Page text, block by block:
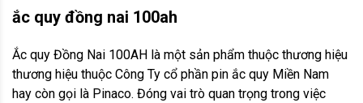
ắc quy đồng nai 100ah
Ắc quy Đồng Nai 100AH là một sản phẩm thuộc thương hiệu
thương hiệu thuộc Công Ty cổ phần pin ắc quy Miền Nam
hay còn gọi là Pinaco. Đóng vai trò quan trọng trong việc